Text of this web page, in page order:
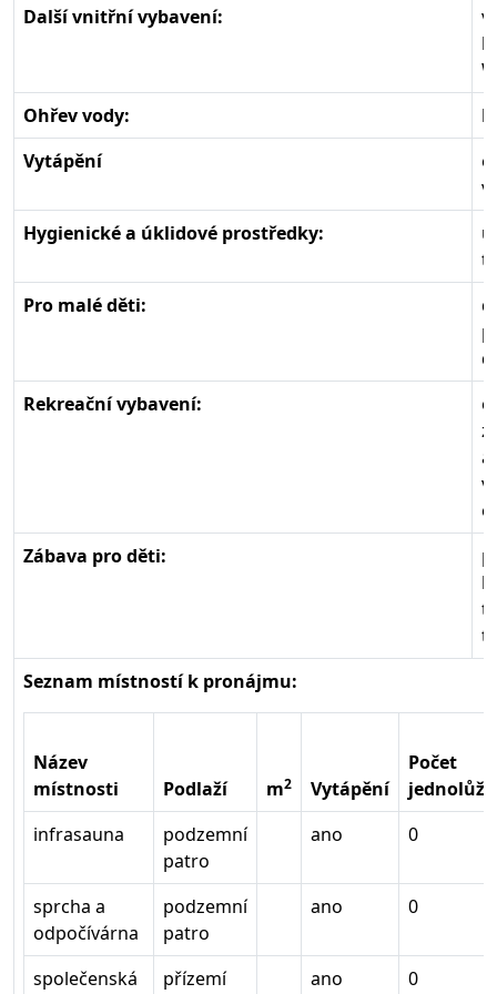
Další vnitřní vybavení:
Ohřev vody:
Vytápění
Hygienické a úklidové prostředky:
Pro malé děti:
Rekreační vybavení:
Zábava pro děti:
Seznam místností k pronájmu:
Název
místnosti
Podlaží m2 Vytápění
Počet
infrasauna
podzemní
patro
ano 0
sprcha a
odpočívárna
podzemní
patro
ano 0
společenská
přízemí ano 0